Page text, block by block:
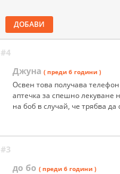
ДОБАВИ
#4
Джуна ( преди 6 години )
Освен това получава
аптечка за спешно лекуване
на боб в случай, че трябва
#3
до бо ( преди 6 години )